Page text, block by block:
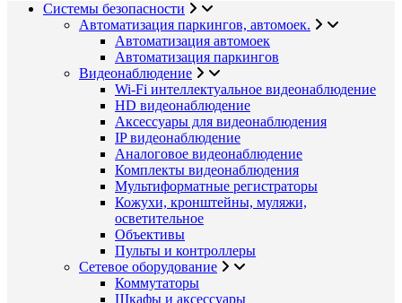
Системы безопасности
Автоматизация паркингов, автомоек.
Автоматизация автомоек
Автоматизация паркингов
Видеонаблюдение
Wi-Fi интеллектуальное видеонаблюдение
HD видеонаблюдение
Аксессуары для видеонаблюдения
IP видеонаблюдение
Аналоговое видеонаблюдение
Комплекты видеонаблюдения
Мультиформатные регистраторы
Кожухи, кронштейны, муляжи,
осветительное
Объективы
Пульты и контроллеры
Сетевое оборудование
Коммутаторы
Шкафы и аксессуары